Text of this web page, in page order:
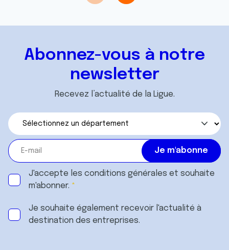
Abonnez-vous à notre
newsletter
Recevez l’actualité de la Ligue.
J'accepte les conditions générales et souhaite
m'abonner.
Je souhaite également recevoir l'actualité à
destination des entreprises.